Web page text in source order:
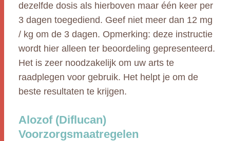
dezelfde dosis als hierboven maar één keer per
3 dagen toegediend. Geef niet meer dan 12 mg
/ kg om de 3 dagen. Opmerking: deze instructie
wordt hier alleen ter beoordeling gepresenteerd.
Het is zeer noodzakelijk om uw arts te
raadplegen voor gebruik. Het helpt je om de
beste resultaten te krijgen.
Alozof (Diflucan)
Voorzorgsmaatregelen